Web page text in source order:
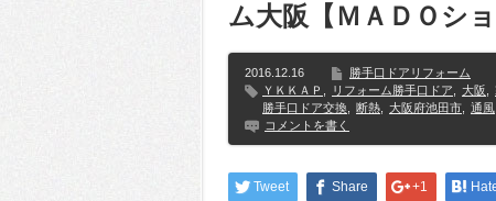
ム大阪【ＭＡＤＯシ
2016.12.16
勝手口ドアリフォーム
ＹＫＫＡＰ
リフォーム勝手口ドア 大阪
勝手口ドア交換
断熱 大阪府池田市 通風
コメントを書く
Tweet Share +1